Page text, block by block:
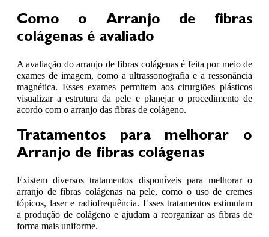
Como o Arranjo de fibras
colágenas é avaliado
A avaliação do arranjo de fibras colágenas é feita por meio de
exames de imagem, como a ultrassonografia e a ressonância
magnética. Esses exames permitem aos cirurgiões plásticos
visualizar a estrutura da pele e planejar o procedimento de
acordo com o arranjo das fibras de colágeno.
Tratamentos para melhorar o
Arranjo de fibras colágenas
Existem diversos tratamentos disponíveis para melhorar o
arranjo de fibras colágenas na pele, como o uso de cremes
tópicos, laser e radiofrequência. Esses tratamentos estimulam
a produção de colágeno e ajudam a reorganizar as fibras de
forma mais uniforme.